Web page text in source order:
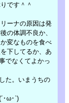
です＾＾
ーナの原因は発
の体調不良か、
変なものを食べ
下してるか、あ
でなくてよかっ
た。いまうちの
･ω･`)